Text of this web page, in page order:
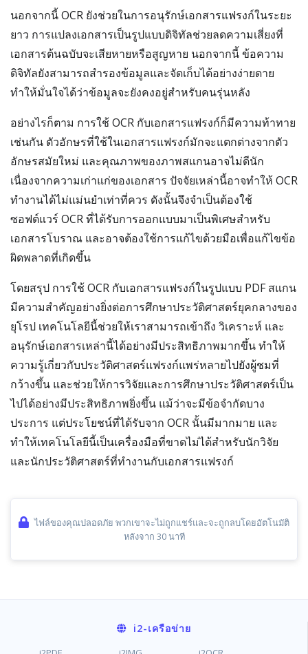
นอกจากนี้ OCR ยังช่วยในการอนุรักษ์เอกสารแฟรงก์ในระยะ
ยาว การแปลงเอกสารเป็นรูปแบบดิจิทัลช่วยลดความเสี่ยงที่
เอกสารต้นฉบับจะเสียหายหรือสูญหาย นอกจากนี้ ข้อความ
ดิจิทัลยังสามารถสำรองข้อมูลและจัดเก็บได้อย่างง่ายดาย
ทำให้มั่นใจได้ว่าข้อมูลจะยังคงอยู่สำหรับคนรุ่นหลัง
อย่างไรก็ตาม การใช้ OCR กับเอกสารแฟรงก์ก็มีความท้าทาย
เช่นกัน ตัวอักษรที่ใช้ในเอกสารแฟรงก์มักจะแตกต่างจากตัว
อักษรสมัยใหม่ และคุณภาพของภาพสแกนอาจไม่ดีนัก
เนื่องจากความเก่าแก่ของเอกสาร ปัจจัยเหล่านี้อาจทำให้ OCR
ทำงานได้ไม่แม่นยำเท่าที่ควร ดังนั้นจึงจำเป็นต้องใช้
ซอฟต์แวร์ OCR ที่ได้รับการออกแบบมาเป็นพิเศษสำหรับ
เอกสารโบราณ และอาจต้องใช้การแก้ไขด้วยมือเพื่อแก้ไขข้อ
ผิดพลาดที่เกิดขึ้น
โดยสรุป การใช้ OCR กับเอกสารแฟรงก์ในรูปแบบ PDF สแกน
มีความสำคัญอย่างยิ่งต่อการศึกษาประวัติศาสตร์ยุคกลางของ
ยุโรป เทคโนโลยีนี้ช่วยให้เราสามารถเข้าถึง วิเคราะห์ และ
อนุรักษ์เอกสารเหล่านี้ได้อย่างมีประสิทธิภาพมากขึ้น ทำให้
ความรู้เกี่ยวกับประวัติศาสตร์แฟรงก์แพร่หลายไปยังผู้ชมที่
กว้างขึ้น และช่วยให้การวิจัยและการศึกษาประวัติศาสตร์เป็น
ไปได้อย่างมีประสิทธิภาพยิ่งขึ้น แม้ว่าจะมีข้อจำกัดบาง
ประการ แต่ประโยชน์ที่ได้รับจาก OCR นั้นมีมากมาย และ
ทำให้เทคโนโลยีนี้เป็นเครื่องมือที่ขาดไม่ได้สำหรับนักวิจัย
และนักประวัติศาสตร์ที่ทำงานกับเอกสารแฟรงก์
ไฟล์ของคุณปลอดภัย พวกเขาจะไม่ถูกแชร์และจะถูกลบโดยอัตโนมัติ
หลังจาก 30 นาที
i2-เครือข่าย